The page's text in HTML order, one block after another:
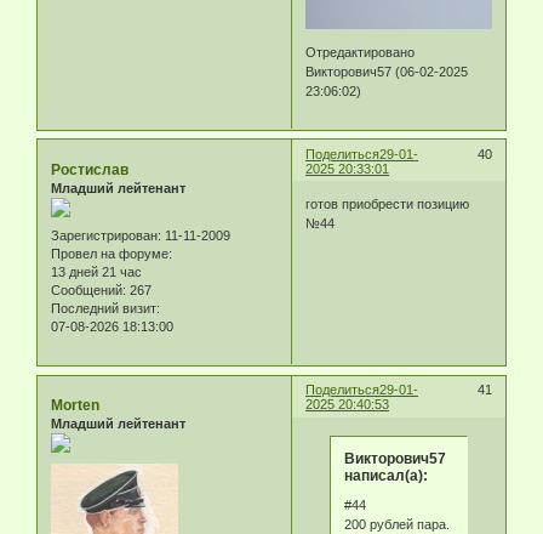
Отредактировано
Викторович57 (06-02-2025
23:06:02)
Поделиться 40
29-01-
2025 20:33:01
Ростислав
Младший лейтенант
Зарегистрирован: 11-11-2009
Провел на форуме:
13 дней 21 час
Сообщений: 267
Последний визит:
07-08-2026 18:13:00
готов приобрести позицию
№44
Поделиться 41
29-01-
2025 20:40:53
Morten
Младший лейтенант
Викторович57
написал(а):
#44
200 рублей пара.